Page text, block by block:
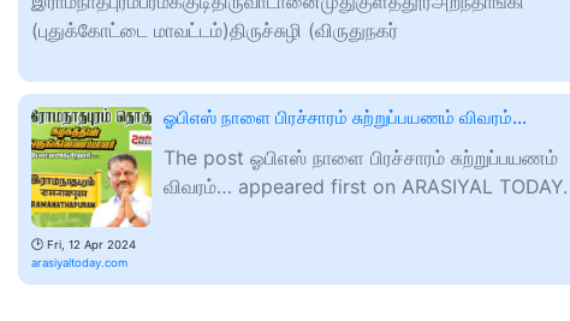
(புதுக்கோட்டை மாவட்டம்)திருச்சுழி (விருதுநகர்
🕑 Fri, 12 Apr 2024
arasiyaltoday.com
ஓபிஎஸ் நாளை பிரச்சாரம் சுற்றுப்பயணம் விவரம்…
The post ஓபிஎஸ் நாளை பிரச்சாரம் சுற்றுப்பயணம்
விவரம்… appeared first on ARASIYAL TODAY.